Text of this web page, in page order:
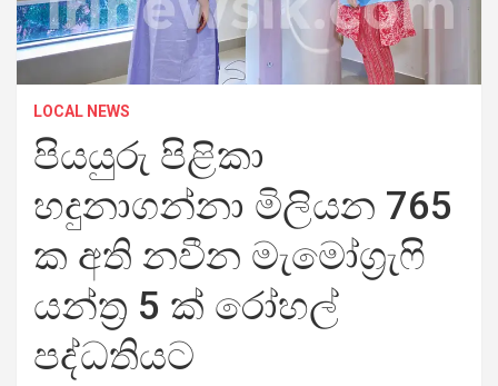
LOCAL NEWS
පියයුරු පිළිකා
හදුනාගන්නා මිලියන 765
ක අති නවීන මැමෝග්‍රැෆි
යන්ත්‍ර 5 ක් රෝහල්
පද්ධතියට